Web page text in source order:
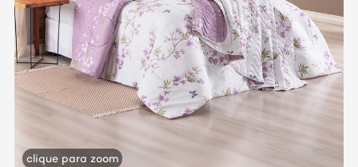
clique para zoom